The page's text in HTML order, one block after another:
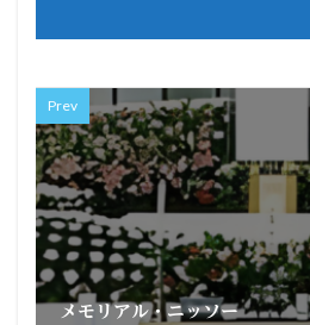
Prev
メモリアル・ニッソー